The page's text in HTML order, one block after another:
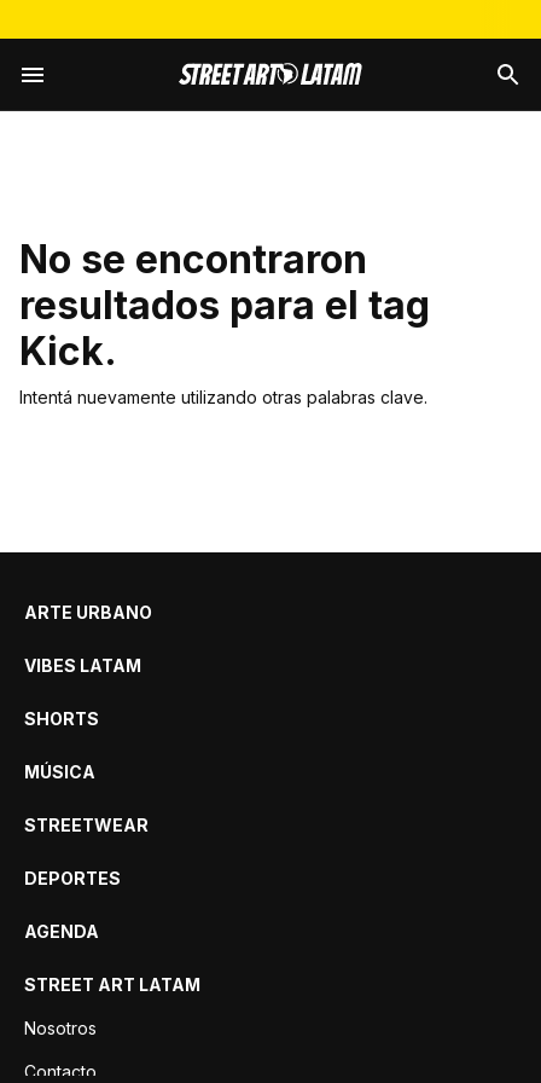
No se encontraron
resultados para el tag
Kick.
Intentá nuevamente utilizando otras palabras clave.
ARTE URBANO
VIBES LATAM
SHORTS
MÚSICA
STREETWEAR
DEPORTES
AGENDA
STREET ART LATAM
Nosotros
Contacto